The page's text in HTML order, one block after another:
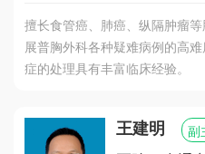
擅长食管癌、肺癌、纵隔肿瘤
展普胸外科各种疑难病例的高
症的处理具有丰富临床经验。
王建明 副